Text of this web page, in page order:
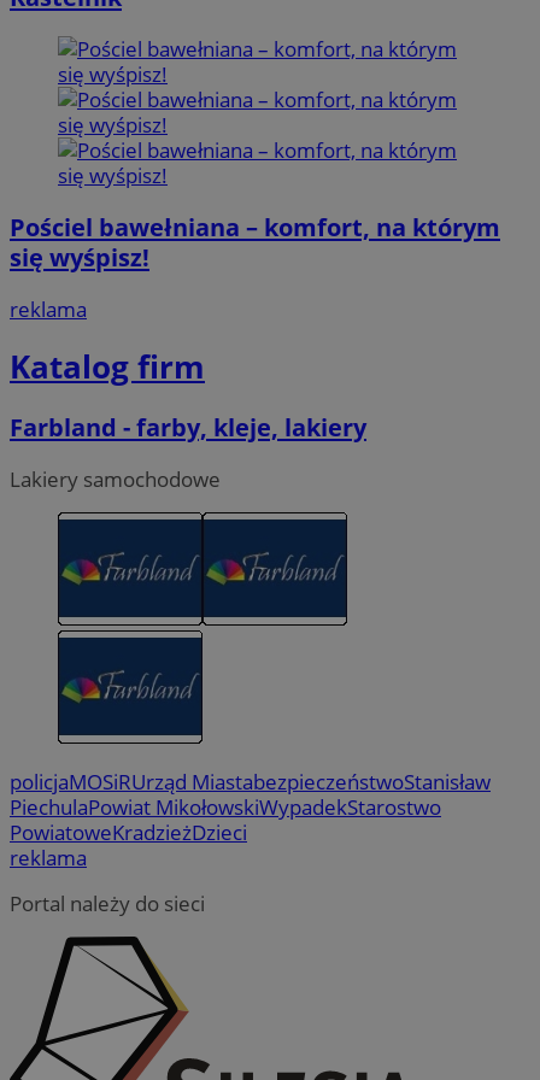
Pościel bawełniana – komfort, na którym
się wyśpisz!
reklama
Katalog firm
Farbland - farby, kleje, lakiery
Lakiery samochodowe
policjaMOSiRUrząd MiastabezpieczeństwoStanisław
PiechulaPowiat MikołowskiWypadekStarostwo
PowiatoweKradzieżDzieci
reklama
Portal należy do sieci